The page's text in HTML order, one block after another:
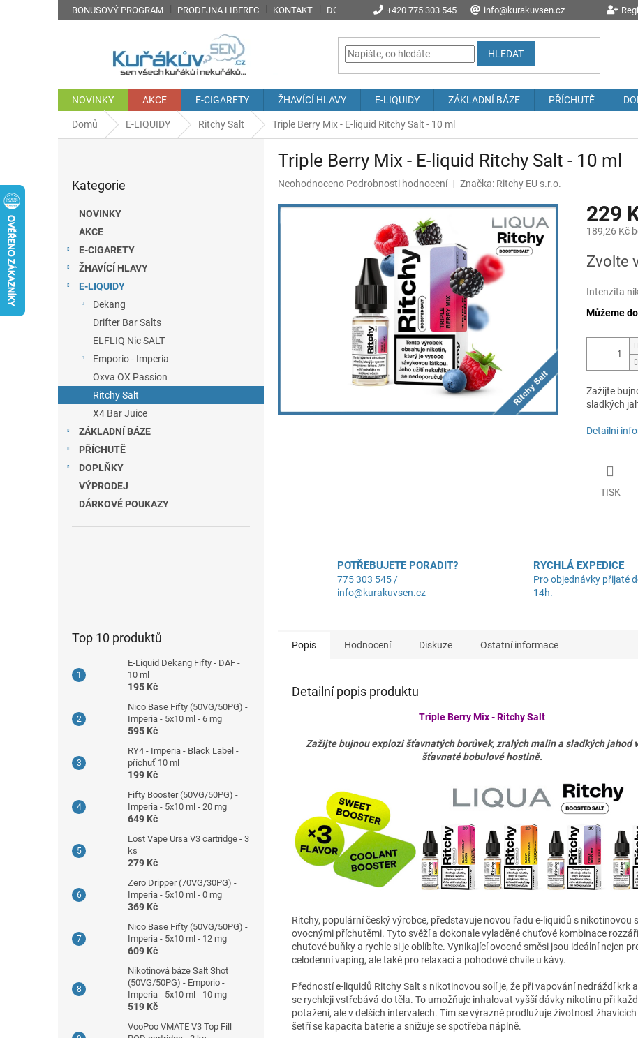
+420 775 303 545 info@kurakuvsen.cz
BONUSOVÝ PROGRAM PRODEJNA LIBEREC KONTAKT DOPRAVA A POŠTOVNÉ PROČ NAKOUPIT U NÁS? JAK NAKUPOVAT
HLEDAT
NOVINKY AKCE E-CIGARETY ŽHAVÍCÍ HLAVY E-LIQUIDY ZÁKLADNÍ BÁZE PŘÍCHUTĚ
Domů E-LIQUIDY Ritchy Salt Triple Berry Mix - E-liquid Ritchy Salt - 10 ml
kategorie
Kategorie
NOVINKY
AKCE
E-CIGARETY
ŽHAVÍCÍ HLAVY
E-LIQUIDY
Dekang
Drifter Bar Salts
ELFLIQ Nic SALT
Emporio - Imperia
Oxva OX Passion
Ritchy Salt
X4 Bar Juice
ZÁKLADNÍ BÁZE
PŘÍCHUTĚ
DOPLŇKY
VÝPRODEJ
DÁRKOVÉ POUKAZY
Top 10 produktů
E-Liquid Dekang Fifty - DAF -
10 ml
195 Kč
Nico Base Fifty (50VG/50PG) -
Imperia - 5x10 ml - 6 mg
595 Kč
RY4 - Imperia - Black Label -
příchuť 10 ml
199 Kč
Fifty Booster (50VG/50PG) -
Imperia - 5x10 ml - 20 mg
649 Kč
Lost Vape Ursa V3 cartridge - 3
ks
279 Kč
Zero Dripper (70VG/30PG) -
Imperia - 5x10 ml - 0 mg
369 Kč
Nico Base Fifty (50VG/50PG) -
Imperia - 5x10 ml - 12 mg
609 Kč
Nikotinová báze Salt Shot
(50VG/50PG) - Emporio -
Imperia - 5x10 ml - 10 mg
519 Kč
VooPoo VMATE V3 Top Fill
Triple Berry Mix - E-liquid Ritchy Salt - 10 ml
Průměrné
produktu
je
Neohodnoceno Podrobnosti hodnocení Značka: Ritchy EU s.r.o.
229
189,26 Kč
cena:
Zvolte
Intenzita
Můžeme
Zažijte
sladkých
Detailní
TISK
POTŘEBUJETE PORADIT?
775 303 545 /
info@kurakuvsen.cz
RYCHLÁ EXPEDICE
Pro objednávky přijaté
14h.
Popis Hodnocení Diskuze Ostatní informace
Detailní popis produktu
Triple Berry Mix - Ritchy Salt
Zažijte bujnou explozi šťavnatých borůvek, zralých malin a sladkých jahod
šťavnaté bobulové hostině.
Ritchy, populární český výrobce, představuje novou řadu e-liquidů s nikotinovou
ovocnými příchutěmi. Tyto svěží a dokonale vyladěné chuťové kombinace
chuťové buňky a rychle si je oblíbíte. Vynikající ovocné směsi jsou ideální nejen
celodenní vaping, ale také pro relaxaci a pohodové chvíle u kávy.
Předností e-liquidů Ritchy Salt s nikotinovou solí je, že při vapování nedráždí krk
se rychleji vstřebává do těla. To umožňuje inhalovat vyšší dávky nikotinu při
potažení, ale v delších intervalech. Tím se výrazně prodlužuje životnost žhavících
šetří se kapacita baterie a snižuje se spotřeba náplně.